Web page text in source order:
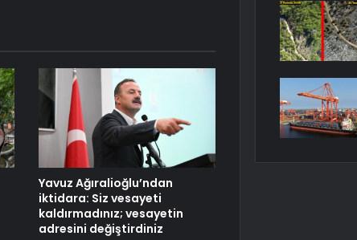
Yavuz Ağıralioğlu’ndan
iktidara: Siz vesayeti
kaldırmadınız; vesayetin
adresini değiştirdiniz